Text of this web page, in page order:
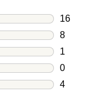
16
16 avis
8
8 avis avec
1
1 avis avec
0
0 avis avec
4